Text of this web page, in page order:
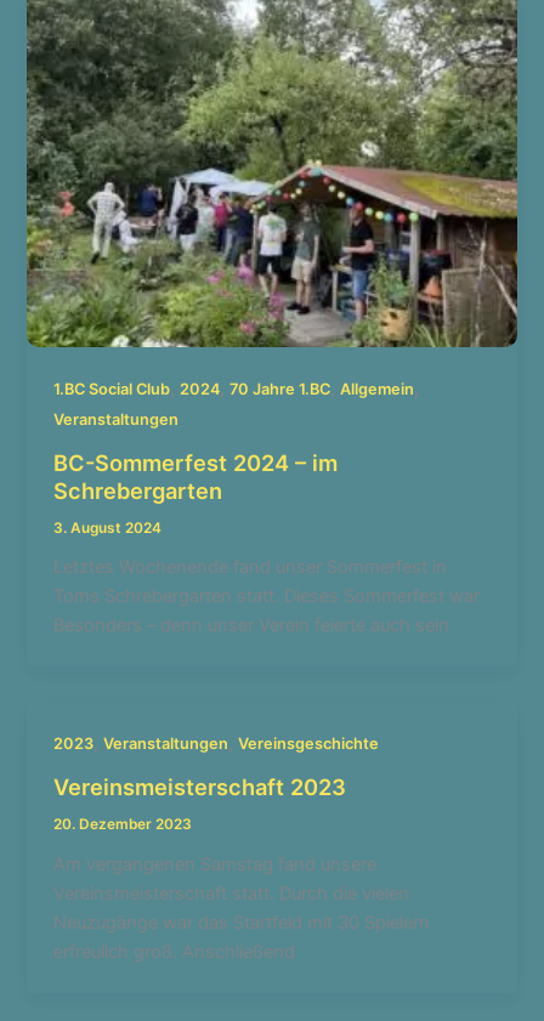
1.BC Social Club,2024,70 Jahre 1.BC,Allgemein,
Veranstaltungen
BC-Sommerfest 2024 – im
Schrebergarten
3. August 2024
Letztes Wochenende fand unser Sommerfest in
Toms Schrebergarten statt. Dieses Sommerfest war
Besonders – denn unser Verein feierte auch sein
2023,Veranstaltungen,Vereinsgeschichte
Vereinsmeisterschaft 2023
20. Dezember 2023
Am vergangenen Samstag fand unsere
Vereinsmeisterschaft statt. Durch die vielen
Neuzugänge war das Startfeld mit 30 Spielern
erfreulich groß. Anschließend